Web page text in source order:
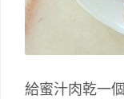
給蜜汁肉乾一